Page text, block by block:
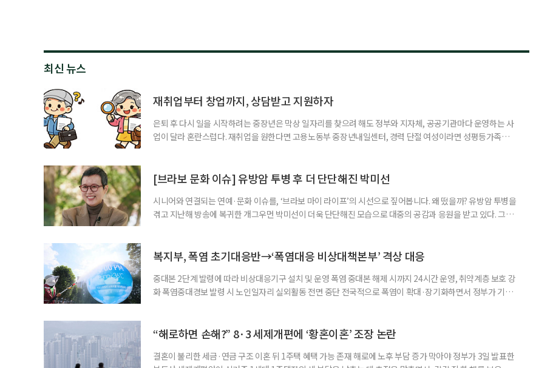
최신 뉴스
재취업부터 창업까지, 상담받고 지원하자
은퇴 후 다시 일을 시작하려는 중장년은 막상 일자리를 찾으려 해도 정부와 지자체, 공공기관마다 운영하는 사
업이 달라 혼란스럽다. 재취업을 원한다면 고용노동부 중장년내일센터, 경력 단절 여성이라면 성평등가족부
준비부터 구직 수당까지 고용노동부 국민취업지원제도 구직활동이 쉽지 않은 사람을 위한 제도다. 개인별 취
업 지원 계획을 세
[브라보 문화 이슈] 유방암 투병 후 더 단단해진 박미선
시니어와 연결되는 연예·문화 이슈를, ‘브라보 마이 라이프’의 시선으로 짚어봅니다. 왜 떴을까? 유방암 투병을
겪고 지난해 방송에 복귀한 개그우먼 박미선이 더욱 단단해진 모습으로 대중의 공감과 응원을 받고 있다. 그러
까. 오랜 방송 생활 뒤 전해진 투병 소식 박미선은 재치 있는 말솜씨와 공감 능력으로
복지부, 폭염 초기대응반→‘폭염대응 비상대책본부’ 격상 대응
중대본 2단계 발령에 따라 비상대응기구 설치 및 운영 폭염 중대본 해제 시까지 24시간 운영, 취약계층 보호 강
화 폭염중대경보 발령 시 노인일자리 실외활동 전면 중단 전국적으로 폭염이 확대·장기화하면서 정부가 기존
책본부(중대본) 2단계(심각)가 발령된 이후에도 폭염이 전국적으로 확대되고 장기화한 데 따른 것이다. 기존에
“해로하면 손해?” 8·3 세제개편에 ‘황혼이혼’ 조장 논란
결혼이 불리한 세금·연금 구조 이혼 뒤 1주택 혜택 가능 존재 해로에 노후 부담 증가 막아야 정부가 3일 발표한